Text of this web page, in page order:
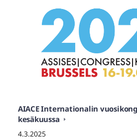
AIACE Internationalin
kesäkuussa
4.3.2025